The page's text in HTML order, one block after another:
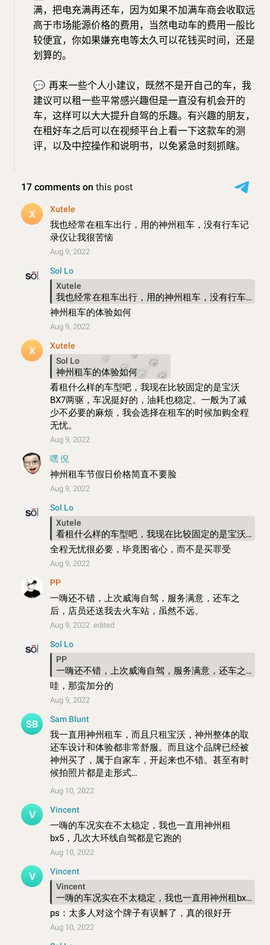
满，把电充满再还车，因为如果不加满车商会收取远
高于市场能源价格的费用，当然电动车的费用一般比
较便宜，你如果嫌充电等太久可以花钱买时间，还是
划算的。
💬 再来一些个人小建议，既然不是开自己的车，我
建议可以租一些平常感兴趣但是一直没有机会开的
车，这样可以大大提升自驾的乐趣。有兴趣的朋友，
在租好车之后可以在视频平台上看一下这款车的测
评，以及中控操作和说明书，以免紧急时刻抓瞎。